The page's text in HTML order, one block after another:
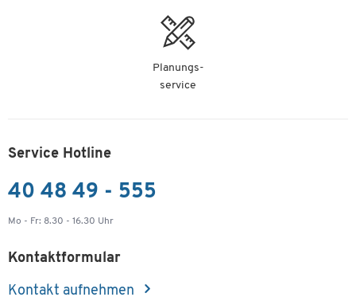
Planungs-
service
Service Hotline
40 48 49 - 555
Mo - Fr: 8.30 - 16.30 Uhr
Kontaktformular
Kontakt aufnehmen